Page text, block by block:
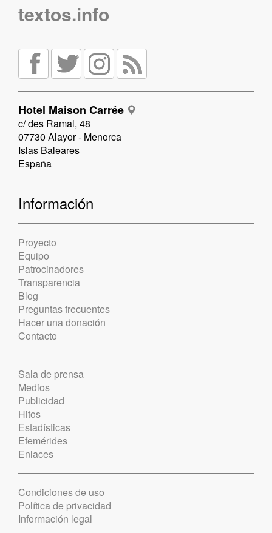
textos.info
Hotel Maison Carrée
c/ des Ramal, 48
07730 Alayor - Menorca
Islas Baleares
España
Información
Proyecto
Equipo
Patrocinadores
Transparencia
Blog
Preguntas frecuentes
Hacer una donación
Contacto
Sala de prensa
Medios
Publicidad
Hitos
Estadísticas
Efemérides
Enlaces
Condiciones de uso
Política de privacidad
Información legal